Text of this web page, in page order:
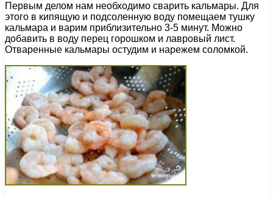
Первым делом нам необходимо сварить кальмары. Для
этого в кипящую и подсоленную воду помещаем тушку
кальмара и варим приблизительно 3-5 минут. Можно
добавить в воду перец горошком и лавровый лист.
Отваренные кальмары остудим и нарежем соломкой.